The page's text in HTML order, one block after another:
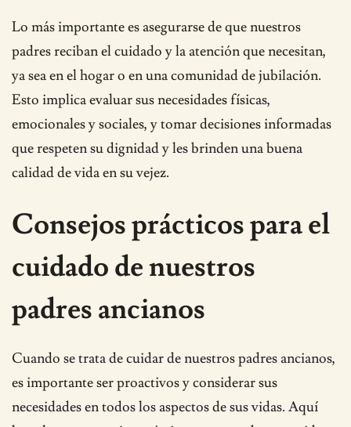
Lo más importante es asegurarse de que nuestros
padres reciban el cuidado y la atención que necesitan,
ya sea en el hogar o en una comunidad de jubilación.
Esto implica evaluar sus necesidades físicas,
emocionales y sociales, y tomar decisiones informadas
que respeten su dignidad y les brinden una buena
calidad de vida en su vejez.
Consejos prácticos para el
cuidado de nuestros
padres ancianos
Cuando se trata de cuidar de nuestros padres ancianos,
es importante ser proactivos y considerar sus
necesidades en todos los aspectos de sus vidas. Aquí